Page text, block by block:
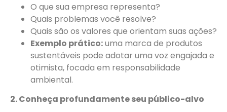
O que sua empresa representa?
Quais problemas você resolve?
Quais são os valores que orientam suas ações?
Exemplo prático:uma marca de produtos
sustentáveis ​​pode adotar uma voz engajada e
otimista, focada em responsabilidade
ambiental.
2. Conheça profundamente seu público-alvo